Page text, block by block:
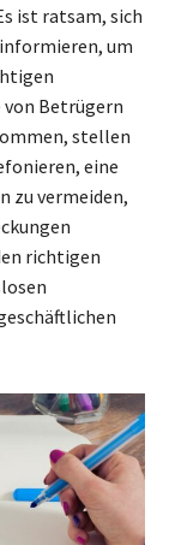
ist ratsam, sich
um
von Betrügern
stellen
eine
zu vermeiden,
richtigen